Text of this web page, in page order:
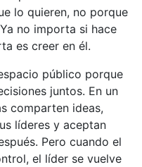
lo quieren, no porque
no importa si hace
es creer en él.
público porque
juntos. En un
comparten ideas,
líderes y aceptan
Pero cuando el
el líder se vuelve